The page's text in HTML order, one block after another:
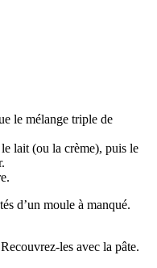
le mélange triple de
lait (ou la crème), puis le
d’un moule à manqué.
les avec la pâte.